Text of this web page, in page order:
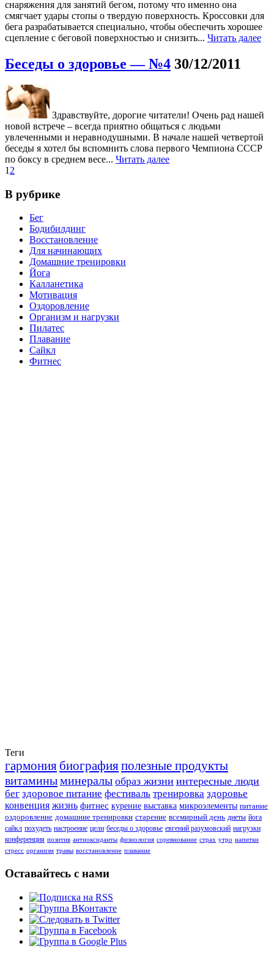
снаряжения для занятий бегом, потому что именно она
смягчает удары стопы о твердую поверхность. Кроссовки для
бега разрабатывается специально, чтобы обеспечить хорошее
сцепление с беговой поверхностью и снизить... Читать далее
Беседы о здоровье — №4 30/12/2011
Здравствуйте, дорогие читатели! Очень рад нашей
новой встрече – всегда приятно общаться с людьми
увлеченными и неравнодушными. В начале нашей четвертой
беседы я хотел бы вспомнить слова первого Чемпиона СССР
по боксу в среднем весе... Читать далее
1 2
В рубрике
Бег
Бодибилдинг
Восстановление
Для начинающих
Домашние тренировки
Йога
Калланетика
Мотивация
Оздоровление
Организм и нагрузки
Пилатес
Плавание
Сайкл
Фитнес
Теги
гармония биографияполезные продукты
витаминыминералы образ жизни интересные люди
бег здоровое питание фестиваль тренировка здоровье
конвенция жизнь фитнес курение выставка микроэлементы питание
оздоровление домашние тренировки старение всемирный день диеты йога
сайкл похудеть настроение цели беседы о здоровье евгений разумовский нагрузки
конференция позитив антиоксиданты физиология соревнование страх утро напитки
стресс организм травы восстановление плавание
Оставайтесь с нами